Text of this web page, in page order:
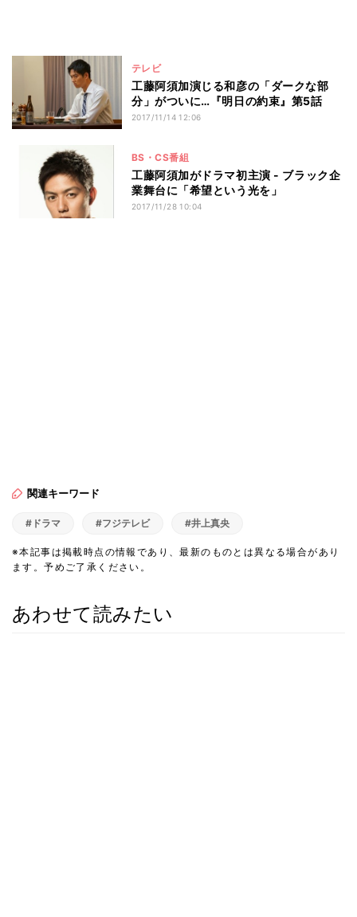
テレビ
工藤阿須加演じる和彦の「ダークな部
分」がついに…『明日の約束』第5話
2017/11/14 12:06
BS・CS番組
工藤阿須加がドラマ初主演 - ブラック企
業舞台に「希望という光を」
2017/11/28 10:04
関連キーワード
#ドラマ #フジテレビ #井上真央
※本記事は掲載時点の情報であり、最新のものとは異なる場合があり
ます。予めご了承ください。
あわせて読みたい